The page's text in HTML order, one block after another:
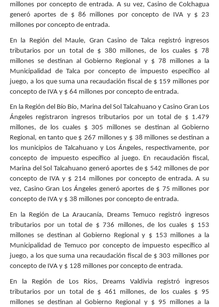
millones por concepto de entrada. A su vez, Casino de Colchagua
generó aportes de $ 86 millones por concepto de IVA y $ 23
millones por concepto de entrada.
En la Región del Maule, Gran Casino de Talca registró ingresos
tributarios por un total de $ 380 millones, de los cuales $ 78
millones se destinan al Gobierno Regional y $ 78 millones a la
Municipalidad de Talca por concepto de impuesto específico al
juego, a los que suma una recaudación fiscal de $ 159 millones por
concepto de IVA y $ 64 millones por concepto de entrada.
En la Región del Bío Bío, Marina del Sol Talcahuano y Casino Gran Los
Ángeles registraron ingresos tributarios por un total de $ 1.479
millones, de los cuales $ 305 millones se destinan al Gobierno
Regional, en tanto que $ 267 millones y $ 38 millones se destinan a
los municipios de Talcahuano y Los Ángeles, respectivamente, por
concepto de impuesto específico al juego. En recaudación fiscal,
Marina del Sol Talcahuano generó aportes de $ 542 millones de por
concepto de IVA y $ 214 millones por concepto de entrada. A su
vez, Casino Gran Los Ángeles generó aportes de $ 75 millones por
concepto de IVA y $ 38 millones por concepto de entrada.
En la Región de La Araucanía, Dreams Temuco registró ingresos
tributarios por un total de $ 736 millones, de los cuales $ 153
millones se destinan al Gobierno Regional y $ 153 millones a la
Municipalidad de Temuco por concepto de impuesto específico al
juego, a los que suma una recaudación fiscal de $ 303 millones por
concepto de IVA y $ 128 millones por concepto de entrada.
En la Región de Los Ríos, Dreams Valdivia registró ingresos
tributarios por un total de $ 461 millones, de los cuales $ 95
millones se destinan al Gobierno Regional y $ 95 millones a la